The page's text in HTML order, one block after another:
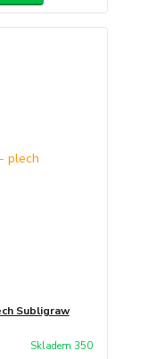
Subligraw
Skladem 350